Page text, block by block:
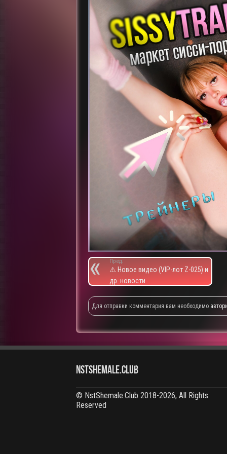
Пред.
⚠️ Новое видео (VIP-лот Z-025) и
др. новости
Для отправки комментария вам необходимо
NstShemale.Club
© NstShemale.Club 2018-2026, All Rights
Reserved